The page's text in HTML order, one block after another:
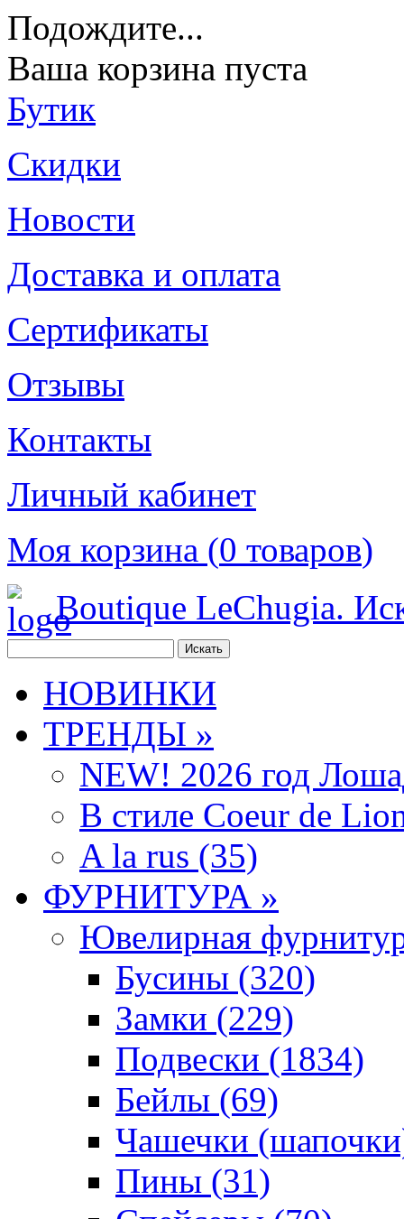
Подождите...
Ваша корзина пуста
Бутик
Скидки
Новости
Доставка и оплата
Сертификаты
Отзывы
Контакты
Личный кабинет
Моя корзина (0 товаров)
Boutique LeChugia.
НОВИНКИ
ТРЕНДЫ »
NEW! 2026 год
В стиле Coeur de
A la rus (35)
ФУРНИТУРА »
Ювелирная
Бусины (320)
Замки (229)
Подвески (1834)
Бейлы (69)
Чашечки
Пины (31)